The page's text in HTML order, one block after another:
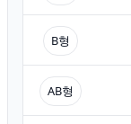
B형
AB형